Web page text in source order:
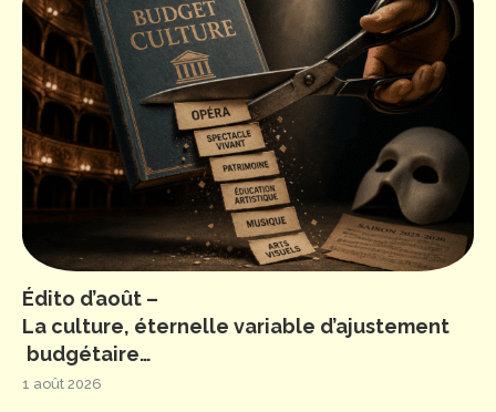
Édito d’août –
La culture, éternelle variable d’ajustement
budgétaire…
1 août 2026